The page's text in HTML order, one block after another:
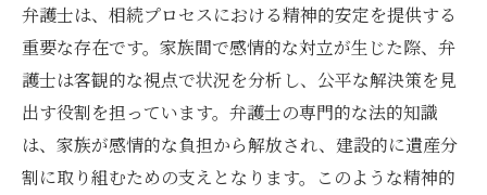
弁護士は、相続プロセスにおける精神的安定を提供する
重要な存在です。家族間で感情的な対立が生じた際、弁
護士は客観的な視点で状況を分析し、公平な解決策を見
出す役割を担っています。弁護士の専門的な法的知識
は、家族が感情的な負担から解放され、建設的に遺産分
割に取り組むための支えとなります。このような精神的